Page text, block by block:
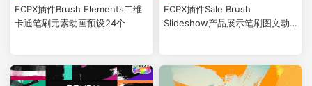
FCPX插件Brush Elements二维
卡通笔刷元素动画预设24个
FCPX插件Sale Brush
Slideshow产品展示笔刷图文动